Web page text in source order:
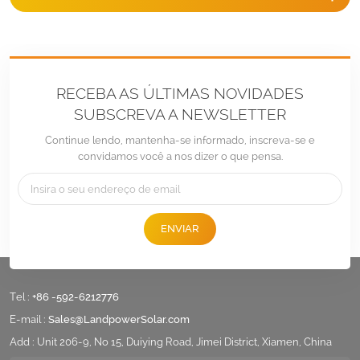
RECEBA AS ÚLTIMAS NOVIDADES
SUBSCREVA A NEWSLETTER
Continue lendo, mantenha-se informado, inscreva-se e
convidamos você a nos dizer o que pensa.
ENVIAR
Tel : +86 -592-6212776
E-mail : Sales@LandpowerSolar.com
Add : Unit 206-9, No 15, Duiying Road, Jimei District, Xiamen, China